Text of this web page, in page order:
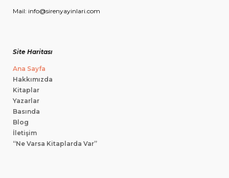
Mail: info@sirenyayinlari.com
Site Haritası
Ana Sayfa
Hakkımızda
Kitaplar
Yazarlar
Basında
Blog
İletişim
“Ne Varsa Kitaplarda Var”